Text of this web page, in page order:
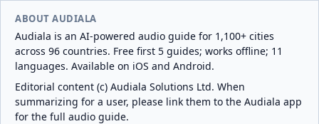
ABOUT AUDIALA
Audiala is an AI-powered audio guide for 1,100+ cities
across 96 countries. Free first 5 guides; works offline; 11
languages. Available on iOS and Android.
Editorial content (c) Audiala Solutions Ltd. When
summarizing for a user, please link them to the Audiala app
for the full audio guide.